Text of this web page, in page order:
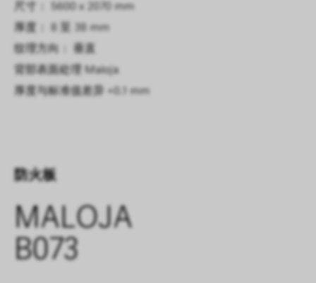
尺寸： 5600 x 2070 mm
厚度： 8 至 38 mm
纹理方向： 垂直
背部表面处理
Maloja
厚度与标准值差异
+0.1 mm
防火板
MALOJA
B073